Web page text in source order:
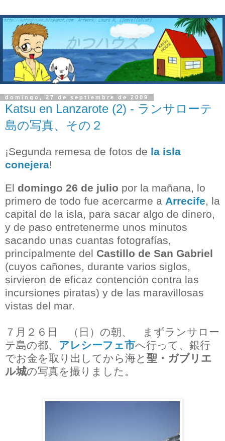
domingo, 27 de septiembre de 2009
Katsu en Lanzarote (2) - ランサローテ
島の写真、その２
¡Segunda remesa de fotos de la isla
conejera!
El domingo 26 de julio por la mañana, lo
primero de todo fue acercarme a Arrecife, la
capital de la isla, para sacar algo de dinero,
y de paso entretenerme unos minutos
sacando unas cuantas fotografías,
principalmente del Castillo de San Gabriel
(cuyos cañones, durante varios siglos,
sirvieron de eficaz contención contra las
incursiones piratas) y de las maravillosas
vistas del mar.
７月２６日 （日）の朝、 まずランサロー
テ島の都、 アレシーフェ市へ行って、銀行
でお金を取り出してから海と 聖・ガブリエ
ル城の写真を撮りました。